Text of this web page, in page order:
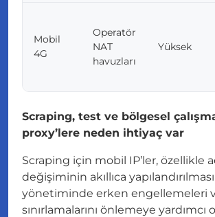
Mobil
4G
Operatör
NAT
havuzları
Yüksek
Scraping, test ve bölgesel
proxy’lere neden ihtiyaç var
Scraping için mobil IP’ler, özellikle
değişiminin akıllıca
yönetiminde erken engellemeleri
sınırlamalarını önlemeye yardımcı